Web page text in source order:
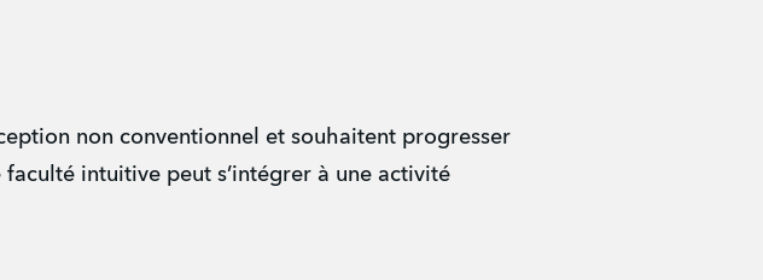
non conventionnel et souhaitent progresser
intuitive peut s’intégrer à une activité